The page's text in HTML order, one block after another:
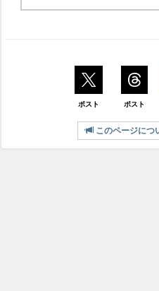
ポスト ポスト
このページにつ